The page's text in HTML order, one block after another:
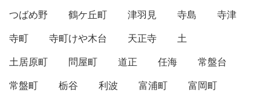
つばめ野
鶴ケ丘町 津羽見 寺島
寺津
寺町
寺町けや木台 天正寺
土
土居原町
問屋町 道正 任海
常盤台
常盤町
栃谷 利波 富浦町
富岡町